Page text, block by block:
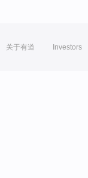
关于有道 Investors